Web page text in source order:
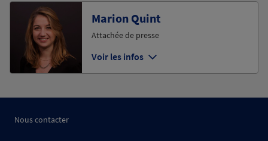
Marion Quint
Attachée de presse
Voir les infos
Nous contacter